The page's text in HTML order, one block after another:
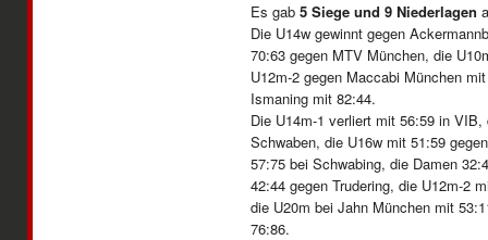
Es gab 5 Siege und 9 Niederlagen
Die U14w gewinnt gegen
70:63 gegen MTV München, die
U12m-2 gegen Maccabi München
Ismaning mit 82:44.
Die U14m-1 verliert mit 56:59 in
Schwaben, die U16w mit 51:59
57:75 bei Schwabing, die Damen
42:44 gegen Trudering, die U12m-2
die U20m bei Jahn München mit
76:86.